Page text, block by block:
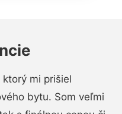
mi prišiel
bytu. Som veľmi